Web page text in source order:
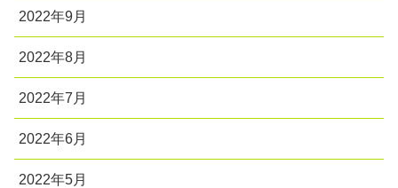
2022年9月
2022年8月
2022年7月
2022年6月
2022年5月